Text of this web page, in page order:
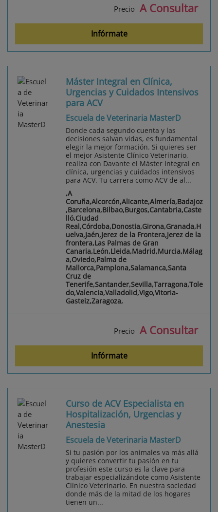
Precio A Consultar
Infórmate
Máster Integral en Clínica,
Urgencias y Cuidados Intensivos
para ACV
Escuela de Veterinaria MasterD
Donde cada segundo cuenta y las
decisiones salvan vidas, es fundamental
elegir la mejor formación. Si quieres ser
el mejor Asistente Clínico Veterinario,
realiza con Davante el Máster Integral en
clínica, urgencias y cuidados intensivos
para ACV. Tu carrera como ACV de al...
,A
Coruña,Alcorcón,Alicante,Almería,Badajoz
,Barcelona,Bilbao,Burgos,Cantabria,Caste
lló,Ciudad
Real,Córdoba,Donostia,Girona,Granada,H
uelva,Jaén,Jerez de la Frontera,Jerez de la
frontera,Las Palmas de Gran
Canaria,León,Lleida,Madrid,Murcia,Málag
a,Oviedo,Palma de
Mallorca,Pamplona,Salamanca,Santa
Cruz de
Tenerife,Santander,Sevilla,Tarragona,Tole
do,Valencia,Valladolid,Vigo,Vitoria-
Gasteiz,Zaragoza,
Precio A Consultar
Infórmate
Curso de ACV Especialista en
Hospitalización, Urgencias y
Anestesia
Escuela de Veterinaria MasterD
Si tu pasión por los animales va más allá
y quieres convertir tu pasión en tu
profesión este curso es la clave para
trabajar especializándote como Asistente
Clínico Veterinario. En nuestra sociedad
donde más de la mitad de los hogares
tienen un...